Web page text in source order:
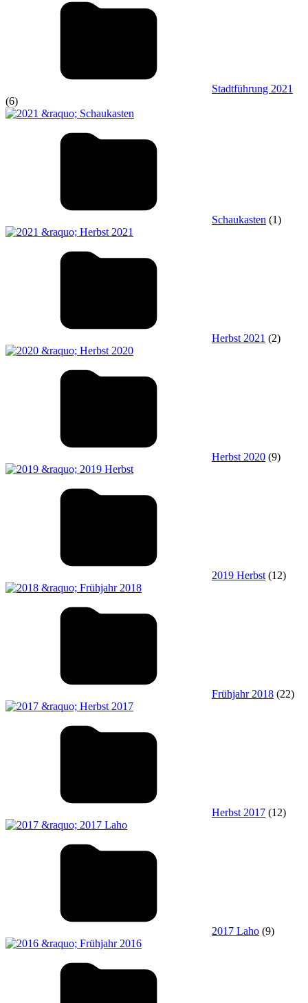
Stadtführung 2021
(6)
Schaukasten (1)
Herbst 2021 (2)
Herbst 2020 (9)
2019 Herbst (12)
Frühjahr 2018 (22)
Herbst 2017 (12)
2017 Laho (9)